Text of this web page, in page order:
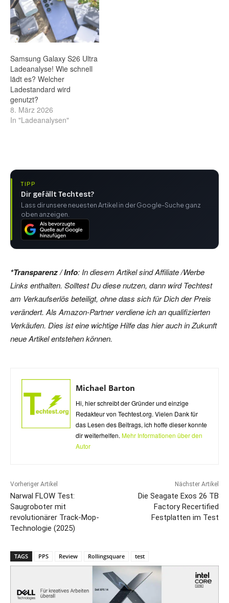
Samsung Galaxy S26 Ultra
Ladeanalyse! Wie schnell
lädt es? Welcher
Ladestandard wird
genutzt?
8. März 2026
In "Ladeanalysen"
TIPP
Dir gefällt Techtest?
Lass dir unsere neuesten Artikel in der Google-Suche ganz
oben anzeigen.
*Transparenz / Info: In diesem Artikel sind Affiliate /Werbe
Links enthalten. Solltest Du diese nutzen, dann wird Techtest
am Verkaufserlös beteiligt, ohne dass sich für Dich der Preis
verändert. Als Amazon-Partner verdiene ich an qualifizierten
Verkäufen. Dies ist eine wichtige Hilfe das hier auch in Zukunft
neue Artikel entstehen können.
Michael Barton
Hi, hier schreibt der Gründer und einzige
Redakteur von Techtest.org. Vielen Dank für
das Lesen des Beitrags, ich hoffe dieser konnte
dir weiterhelfen. Mehr Informationen über den
Autor
Vorheriger Artikel
Narwal FLOW Test:
Saugroboter mit
revolutionärer Track-Mop-
Technologie (2025)
Nächster Artikel
Die Seagate Exos 26 TB
Factory Recertified
Festplatten im Test
TAGS PPS Review Rollingsquare test